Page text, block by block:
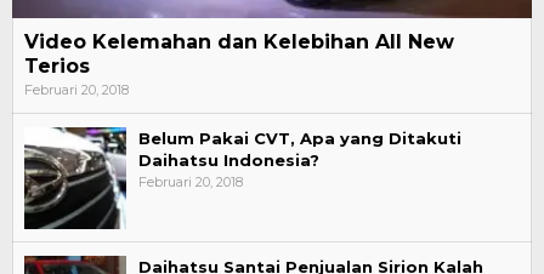
Video Kelemahan dan Kelebihan All New
Terios
Februari 20, 2018
Belum Pakai CVT, Apa yang Ditakuti
Daihatsu Indonesia?
Februari 20, 2018
Daihatsu Santai Penjualan Sirion Kalah